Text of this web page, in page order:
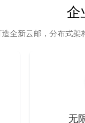
企
全新云邮，分布式
无